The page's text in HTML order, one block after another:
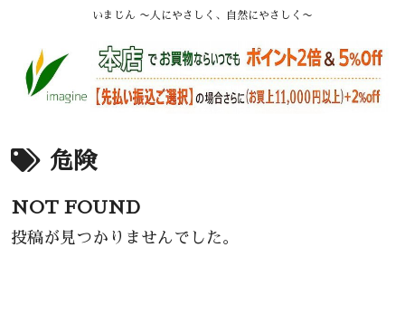
いまじん 〜人にやさしく、自然にやさしく〜
危険
NOT FOUND
投稿が見つかりませんでした。